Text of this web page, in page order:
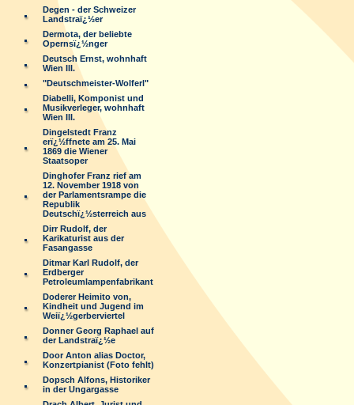
Degen - der Schweizer
Landstraï¿½er
Dermota, der beliebte
Opernsï¿½nger
Deutsch Ernst, wohnhaft
Wien III.
"Deutschmeister-Wolferl"
Diabelli, Komponist und
Musikverleger, wohnhaft
Wien III.
Dingelstedt Franz
erï¿½ffnete am 25. Mai
1869 die Wiener
Staatsoper
Dinghofer Franz rief am
12. November 1918 von
der Parlamentsrampe die
Republik
Deutschï¿½sterreich aus
Dirr Rudolf, der
Karikaturist aus der
Fasangasse
Ditmar Karl Rudolf, der
Erdberger
Petroleumlampenfabrikant
Doderer Heimito von,
Kindheit und Jugend im
Weiï¿½gerberviertel
Donner Georg Raphael auf
der Landstraï¿½e
Door Anton alias Doctor,
Konzertpianist (Foto fehlt)
Dopsch Alfons, Historiker
in der Ungargasse